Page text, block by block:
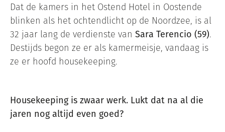
Dat de kamers in het Ostend Hotel in Oostende
blinken als het ochtendlicht op de Noordzee, is al
32 jaar lang de verdienste van Sara Terencio (59).
Destijds begon ze er als kamermeisje, vandaag is
ze er hoofd housekeeping.
Housekeeping is zwaar werk. Lukt dat na al die
jaren nog altijd even goed?